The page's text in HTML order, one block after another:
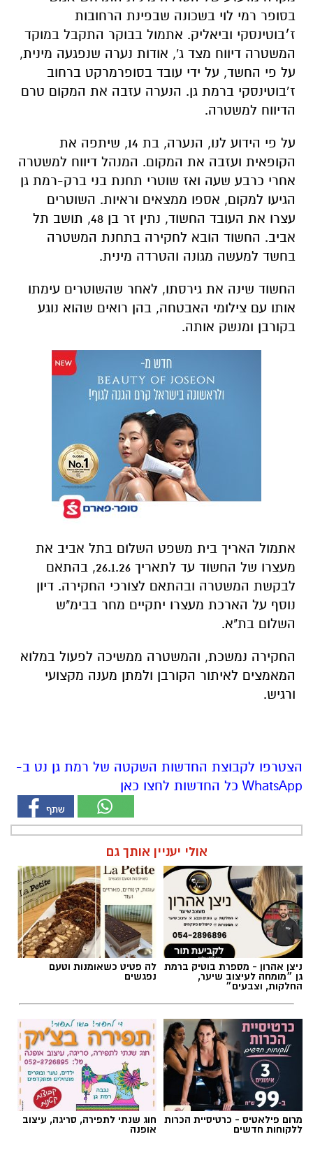
בסופר רמי לוי בשכונה שבפינת הרחובות
ז׳בוטינסקי וביאליק. אתמול בבוקר התקבל במוקד
המשטרה דיווח מצד ג', אודות נערה שנפגעה מינית,
על פי החשד, על ידי עובד בסופרמרקט ברחוב
ז’בוטינסקי ברמת גן. הנערה עזבה את המקום טרם
הדיווח למשטרה.
על פי הידוע לנו, הנערה, בת 14, שיתפה את
הקופאית ועזבה את המקום. המנהל דיווח למשטרה
אחרי כרבע שעה ואז שוטרי תחנת בני ברק-רמת גן
הגיעו למקום, אספו ממצאים וראיות. השוטרים
עצרו את העובד החשוד, נתין זר בן 48, תושב תל
אביב. החשוד הובא לחקירה בתחנת המשטרה
בחשד למעשה מגונה והטרדה מינית.
החשוד שינה את גירסתו, לאחר שהשוטרים עימתו
אותו עם צילומי האבטחה, בהן רואים שהוא נוגע
בקורבן ומנשק אותה.
אתמול האריך בית משפט השלום בתל אביב את
מעצרו של החשוד עד לתאריך 26.1.26, בהתאם
לבקשת המשטרה ובהתאם לצורכי החקירה. דיון
נוסף על הארכת מעצרו יתקיים מחר בבימ"ש
השלום בת"א.
החקירה נמשכת, והמשטרה ממשיכה לפעול במלוא
המאמצים לאיתור הקורבן ולמתן מענה מקצועי
ורגיש.
הצטרפו לקבוצת החדשות השקטה של רמת גן נט ב-
WhatsApp כל החדשות לחצו כאן
אולי יעניין אותך גם
ניצן אהרון - מספרת בוטיק ברמת
גן ״מומחה לעיצוב שיער,
החלקות, וצבעים״
לה פטיט כשאומנות וטעם
נפגשים
מרום פילאטיס - כרטיסיית הכרות
ללקוחות חדשים
חוג שנתי לתפירה, סריגה, עיצוב
אופנה